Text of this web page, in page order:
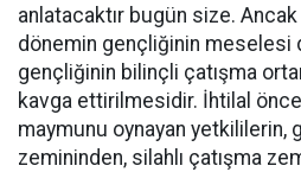
anlatacaktır bugün size.
dönemin gençliğinin meselesi
gençliğinin bilinçli çatışma
kavga ettirilmesidir. İhtilal
maymunu oynayan yetkililerin,
zemininden, silahlı çatışma